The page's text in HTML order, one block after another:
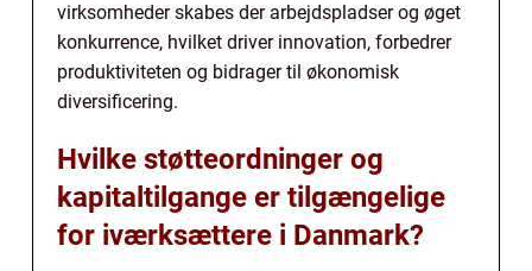
virksomheder skabes der arbejdspladser og øget
konkurrence, hvilket driver innovation, forbedrer
produktiviteten og bidrager til økonomisk
diversificering.
Hvilke støtteordninger og
kapitaltilgange er tilgængelige
for iværksættere i Danmark?